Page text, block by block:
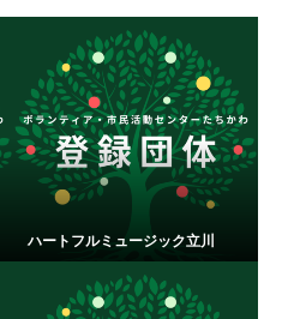
ハートフルミュージック立川